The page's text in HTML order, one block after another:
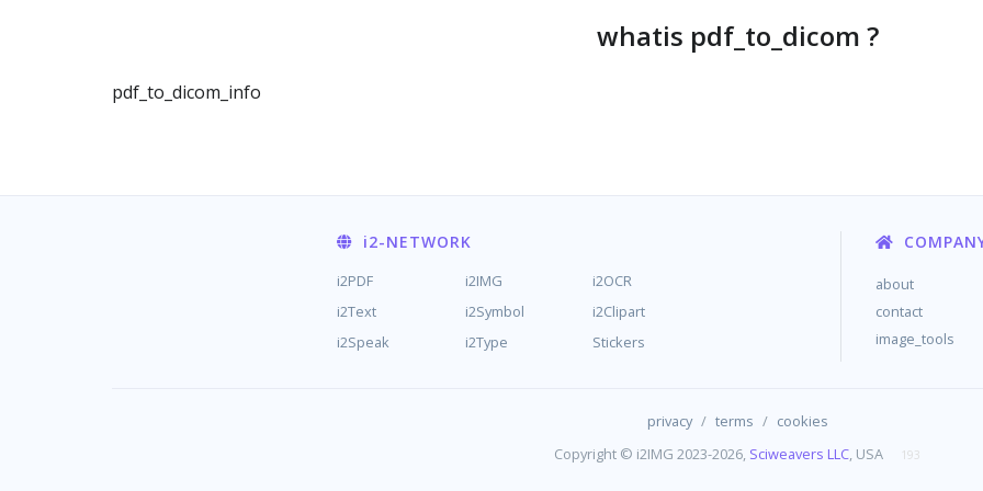
whatis pdf_to_dicom ?
pdf_to_dicom_info
i2-NETWORK
i2PDF i2IMG
i2OCR
i2Text
i2Symbol
i2Clipart
i2Speak
i2Type Stickers
about
contact
image_tools
privacy / terms / cookies
Copyright © i2IMG 2023-2026, Sciweavers LLC, USA 193